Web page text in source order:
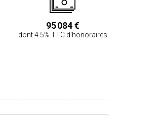
: 95.084 €. Honoraires partagés
TTC calculés sur un prix de vente
95 084 €
dont 4.5% TTC d'honoraires